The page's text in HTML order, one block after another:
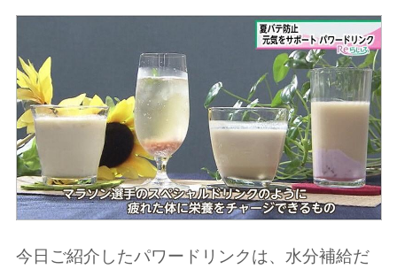
今日ご紹介したパワードリンクは、水分補給だ